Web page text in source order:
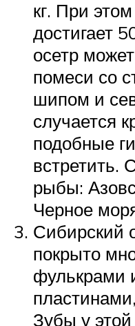
кг. При
достигает
осетр
помеси со
шипом и
случается
подобные
встретить.
рыбы:
Черное
Сибирский
покрыто
фулькрами
Зубы у